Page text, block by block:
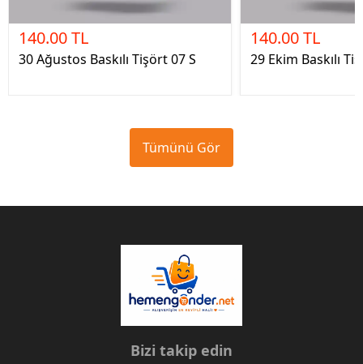
140.00 TL
30 Ağustos Baskılı Tişört 07 S
140.00 TL
29 Ekim Baskılı
Tümünü Gör
Bizi takip edin